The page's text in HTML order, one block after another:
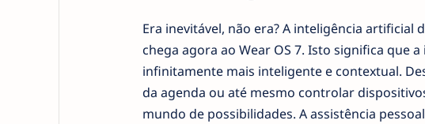
Era inevitável, não era? A inteligência artificial
chega agora ao Wear OS 7. Isto significa que
infinitamente mais inteligente e contextual.
da agenda ou até mesmo controlar
mundo de possibilidades. A assistência